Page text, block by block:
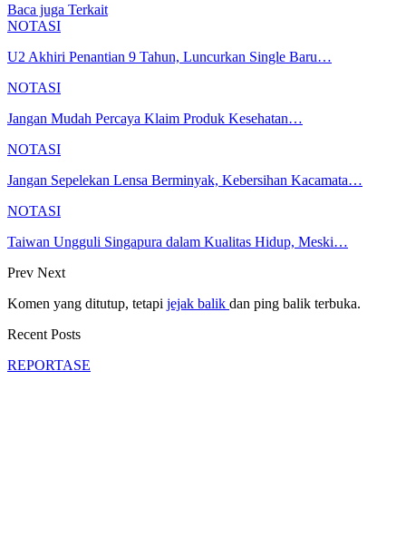
Baca juga Terkait
NOTASI
U2 Akhiri Penantian 9 Tahun, Luncurkan Single Baru…
NOTASI
Jangan Mudah Percaya Klaim Produk Kesehatan…
NOTASI
Jangan Sepelekan Lensa Berminyak, Kebersihan Kacamata…
NOTASI
Taiwan Ungguli Singapura dalam Kualitas Hidup, Meski…
Prev Next
Komen yang ditutup, tetapi jejak balik dan ping balik terbuka.
Recent Posts
REPORTASE